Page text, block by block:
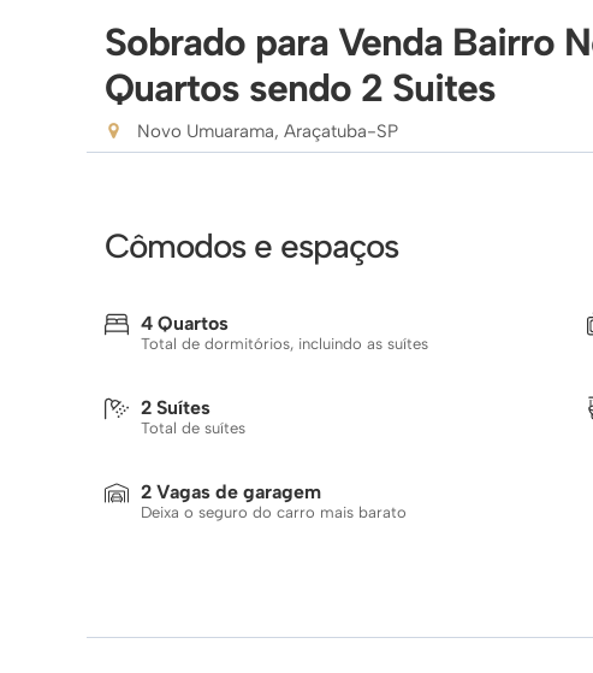
Sobrado para Venda Bairro
Quartos sendo 2 Suites
Novo Umuarama, Araçatuba-SP
Cômodos e espaços
4 Quartos
Total de dormitórios, incluindo as suítes
2 Suítes
Total de suítes
2 Vagas de garagem
Deixa o seguro do carro mais barato